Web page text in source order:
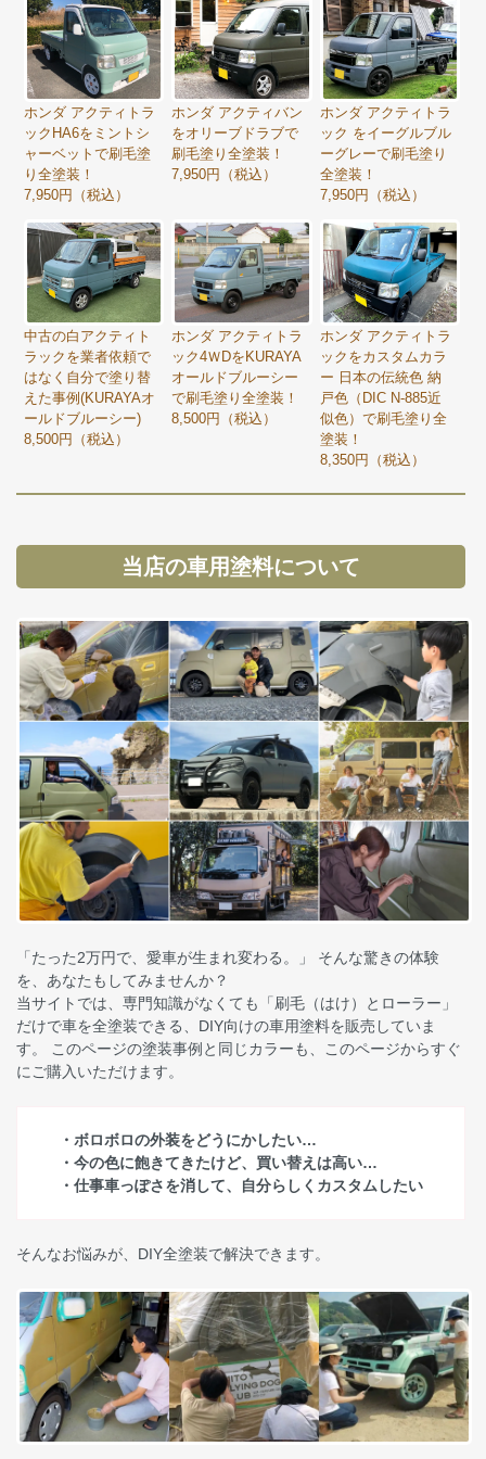
ホンダ アクティトラ
ックHA6をミントシ
ャーベットで刷毛塗
り全塗装！
7,950円（税込）
ホンダ アクティバン
をオリーブドラブで
刷毛塗り全塗装！
7,950円（税込）
ホンダ アクティトラ
ック をイーグルブル
ーグレーで刷毛塗り
全塗装！
7,950円（税込）
中古の白アクティト
ラックを業者依頼で
はなく自分で塗り替
えた事例(KURAYAオ
ールドブルーシー)
8,500円（税込）
ホンダ アクティトラ
ック4ＷDをKURAYA
オールドブルーシー
で刷毛塗り全塗装！
8,500円（税込）
ホンダ アクティトラ
ックをカスタムカラ
ー 日本の伝統色 納
戸色（DIC N-885近
似色）で刷毛塗り全
塗装！
8,350円（税込）
当店の車用塗料について
「たった2万円で、愛車が生まれ変わる。」 そんな驚きの体験
を、あなたもしてみませんか？
当サイトでは、専門知識がなくても「刷毛（はけ）とローラー」
だけで車を全塗装できる、DIY向けの車用塗料を販売していま
す。 このページの塗装事例と同じカラーも、このページからすぐ
にご購入いただけます。
・ボロボロの外装をどうにかしたい…
・今の色に飽きてきたけど、買い替えは高い…
・仕事車っぽさを消して、自分らしくカスタムしたい
そんなお悩みが、DIY全塗装で解決できます。